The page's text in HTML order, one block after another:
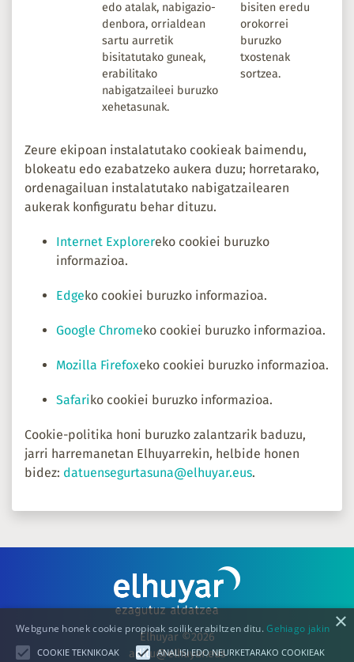
edo atalak, nabigazio-
denbora, orrialdean
sartu aurretik
bisitatutako guneak,
erabilitako
nabigatzaileei buruzko
xehetasunak.
bisiten eredu
orokorrei
buruzko
txostenak
sortzea.
Zeure ekipoan instalatutako cookieak baimendu,
blokeatu edo ezabatzeko aukera duzu; horretarako,
ordenagailuan instalatutako nabigatzailearen
aukerak konfiguratu behar dituzu.
Internet Explorereko cookiei buruzko
informazioa.
Edge ko cookiei buruzko informazioa.
Google Chrome ko cookiei buruzko informazioa.
Mozilla Firefoxeko cookiei buruzko informazioa.
Safari ko cookiei buruzko informazioa.
Cookie-politika honi buruzko zalantzarik baduzu,
jarri harremanetan Elhuyarrekin, helbide honen
bidez: datuensegurtasuna@elhuyar.eus.
Elhuyar ©2026
aditu@elhuyar.eus
×
Webgune honek cookie propioak soilik erabiltzen ditu. Gehiago jakin
COOKIE TEKNIKOAK ANALISI EDO NEURKETARAKO COOKIEAK